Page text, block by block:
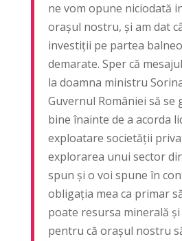
ne vom opune niciodată
orașul nostru, și am dat
investiții pe partea
demarate. Sper că
la doamna ministru
Guvernul României să se
bine înainte de a acorda
exploatare societății
explorarea unui sector
spun și o voi spune în
obligația mea ca primar
poate resursa minerală
pentru că orașul nostru